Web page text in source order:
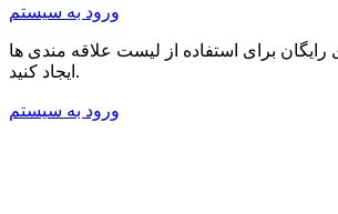
ورود به سیستم
برای استفاده از لیست علاقه مندی ها
ایجاد کنید.
ورود به سیستم